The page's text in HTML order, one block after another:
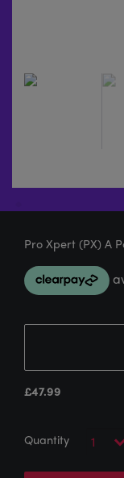
Pro Xpert (PX) A
£47.99